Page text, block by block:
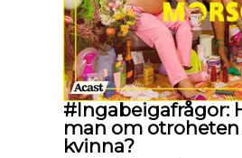
#Ingabeigafrågor:
man om otroheten
kvinna?